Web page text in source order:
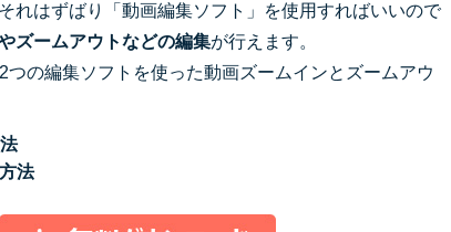
無料ダウンロード
無料ダウンロード
れはずばり「動画編集ソフト」を使用すればいいので
ズームアウトなどの編集が行えます。
つの編集ソフトを使った動画ズームインとズームアウ
法